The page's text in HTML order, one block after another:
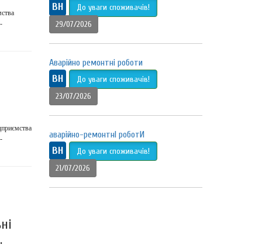
ВН
До уваги споживачів!
29/07/2026
Аварійно ремонтні роботи
ВН
До уваги споживачів!
23/07/2026
аварійно-ремонтнІ роботИ
ВН
До уваги споживачів!
21/07/2026